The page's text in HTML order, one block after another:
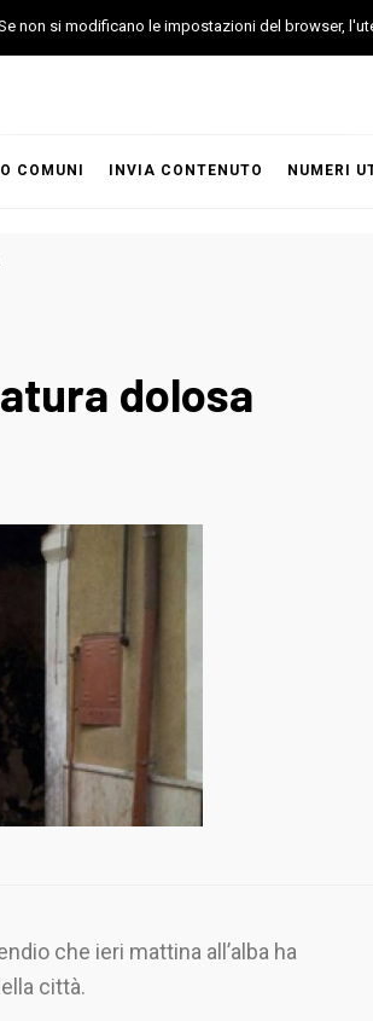
COMUNI INVIA CONTENUTO NUMERI
dolosa
che ieri mattina all’alba ha
città.
non si modificano le impostazioni del browser,